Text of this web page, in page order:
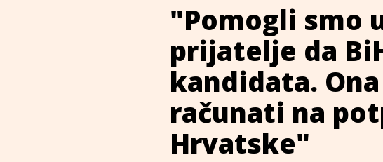
"Pomogli smo
prijatelje da
kandidata.
računati na
Hrvatske"